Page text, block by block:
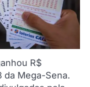
R$
Mega-Sena.